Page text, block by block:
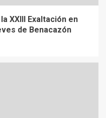
XXIII Exaltación en
de Benacazón